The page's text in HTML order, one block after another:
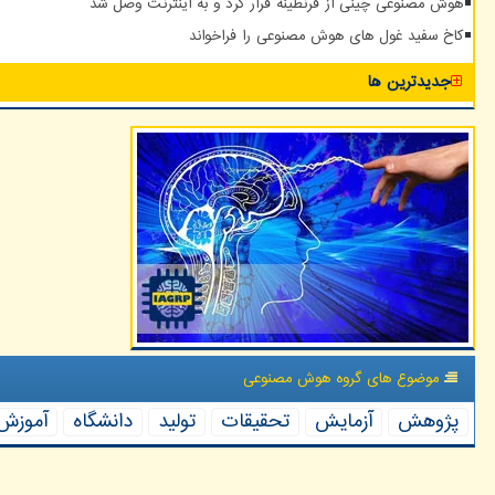
کاخ سفید غول های هوش مصنوعی را فراخواند
جدیدترین ها
موضوع های گروه هوش مصنوعی
پژوهش آزمایش تحقیقات تولید دانشگاه